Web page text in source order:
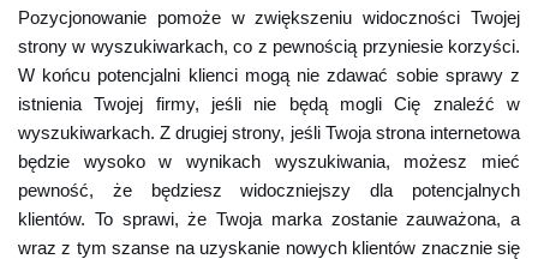
Pozycjonowanie pomoże w zwiększeniu widoczności Twojej
strony w wyszukiwarkach, co z pewnością przyniesie korzyści.
W końcu potencjalni klienci mogą nie zdawać sobie sprawy z
istnienia Twojej firmy, jeśli nie będą mogli Cię znaleźć w
wyszukiwarkach. Z drugiej strony, jeśli Twoja strona internetowa
będzie wysoko w wynikach wyszukiwania, możesz mieć
pewność, że będziesz widoczniejszy dla potencjalnych
klientów. To sprawi, że Twoja marka zostanie zauważona, a
wraz z tym szanse na uzyskanie nowych klientów znacznie się